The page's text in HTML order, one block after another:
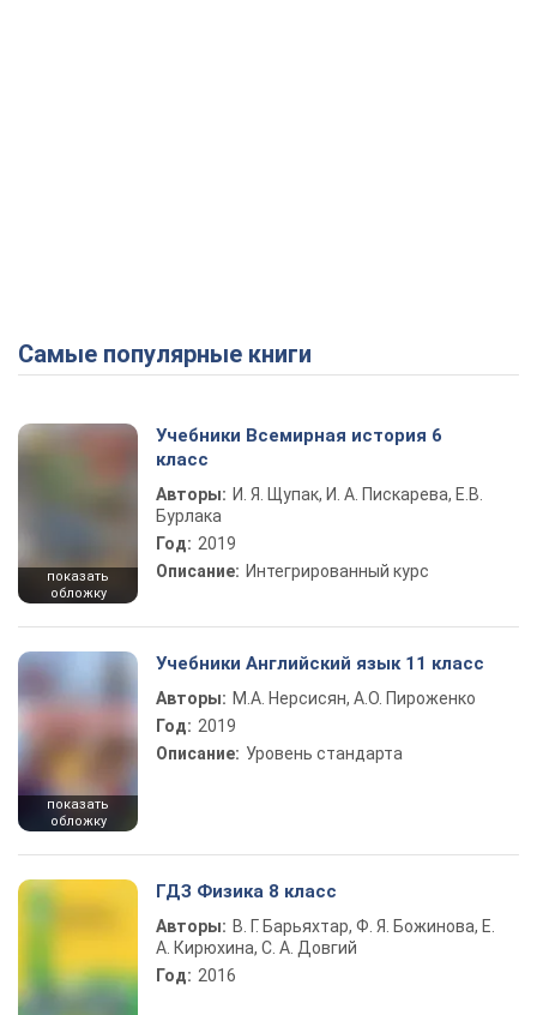
Самые популярные книги
показать
обложку
Учебники Всемирная история 6
класс
Авторы: И. Я. Щупак, И. А. Пискарева, Е.В.
Бурлака
Год: 2019
Описание: Интегрированный курс
показать
обложку
Учебники Английский язык 11 класс
Авторы: М.А. Нерсисян, А.О. Пироженко
Год: 2019
Описание: Уровень стандарта
ГДЗ Физика 8 класс
Авторы: В. Г. Барьяхтар, Ф. Я. Божинова, Е.
А. Кирюхина, С. А. Довгий
Год: 2016